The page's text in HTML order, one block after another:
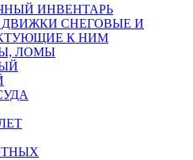
ИНВЕНТАРЬ
СНЕГОВЫЕ И
К НИМ
ЛОМЫ